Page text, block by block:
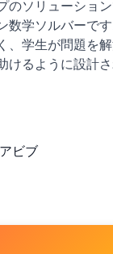
のソリューショ
数学ソルバーで
、学生が問題を
けるように設計
ビブ